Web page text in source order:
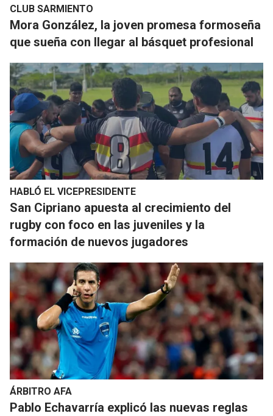
CLUB SARMIENTO
Mora González, la joven promesa formoseña
que sueña con llegar al básquet profesional
HABLÓ EL VICEPRESIDENTE
San Cipriano apuesta al crecimiento del
rugby con foco en las juveniles y la
formación de nuevos jugadores
ÁRBITRO AFA
Pablo Echavarría explicó las nuevas reglas